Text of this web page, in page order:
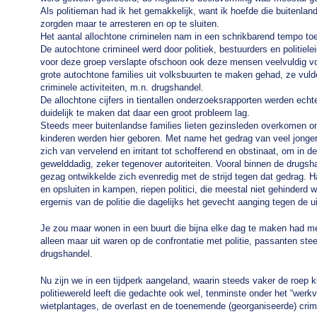
Als politieman had ik het gemakkelijk, want ik hoefde die
zorgden maar te arresteren en op te sluiten.
Het aantal allochtone criminelen nam in een schrikbarend tempo
De autochtone crimineel werd door politiek, bestuurders en
voor deze groep verslapte ofschoon ook deze mensen veelvuldig
grote autochtone families uit volksbuurten te maken gehad, ze
criminele activiteiten, m.n. drugshandel.
De allochtone cijfers in tientallen onderzoeksrapporten werden
duidelijk te maken dat daar een groot probleem lag.
Steeds meer buitenlandse families lieten gezinsleden overkomen
kinderen werden hier geboren. Met name het gedrag van veel
zich van vervelend en irritant tot schofferend en obstinaat, om in
gewelddadig, zeker tegenover autoriteiten. Vooral binnen de
gezag ontwikkelde zich evenredig met de strijd tegen dat gedrag.
en opsluiten in kampen, riepen politici, die meestal niet gehinderd
ergernis van de politie die dagelijks het gevecht aanging tegen de
Je zou maar wonen in een buurt die bijna elke dag te maken had
alleen maar uit waren op de confrontatie met politie, passanten
drugshandel.
Nu zijn we in een tijdperk aangeland, waarin steeds vaker de roep
politiewereld leeft die gedachte ook wel, tenminste onder het
wietplantages, de overlast en de toenemende (georganiseerde)